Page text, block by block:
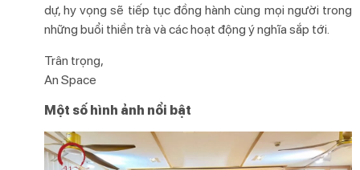
dự, hy vọng sẽ tiếp tục đồng hành cùng mọi người trong
những buổi thiền trà và các hoạt động ý nghĩa sắp tới.
Trân trọng,
An Space
Một số hình ảnh nổi bật